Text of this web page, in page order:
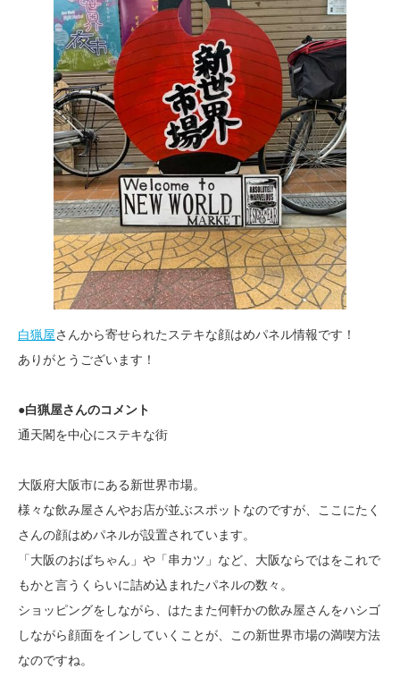
白猟屋さんから寄せられたステキな顔はめパネル情報です！
ありがとうございます！
●白猟屋さんのコメント
通天閣を中心にステキな街
大阪府大阪市にある新世界市場。
様々な飲み屋さんやお店が並ぶスポットなのですが、ここにたく
さんの顔はめパネルが設置されています。
「大阪のおばちゃん」や「串カツ」など、大阪ならではをこれで
もかと言うくらいに詰め込まれたパネルの数々。
ショッピングをしながら、はたまた何軒かの飲み屋さんをハシゴ
しながら顔面をインしていくことが、この新世界市場の満喫方法
なのですね。